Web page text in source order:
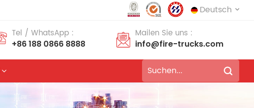
Deutsch
Deutsch
Tel / WhatsApp :
+86 188 0866 8888
Mailen Sie uns :
info@fire-trucks.com